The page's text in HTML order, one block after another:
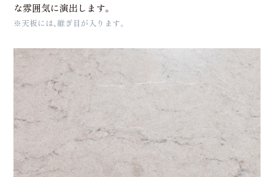
な雰囲気に演出します。
※天板には、維ぎ目が入ります。